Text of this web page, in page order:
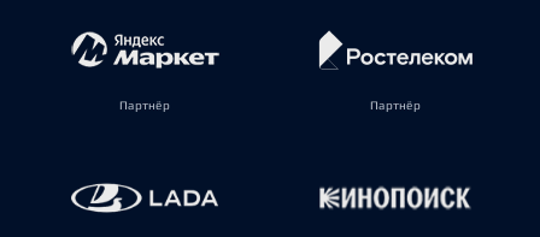
Партнёр Партнёр